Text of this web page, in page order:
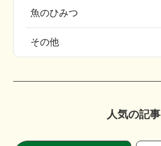
魚のひみつ
その他
人気の記事